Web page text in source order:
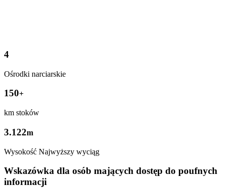
4
Ośrodki narciarskie
150+
km stoków
3.122m
Wysokość Najwyższy wyciąg
Wskazówka dla osób mających dostęp do poufnych
informacji